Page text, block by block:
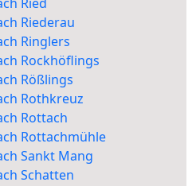
Riederau
Ringlers
Rockhöflings
Rößlings
Rothkreuz
Rottach
Rottachmühle
Sankt Mang
Schatten